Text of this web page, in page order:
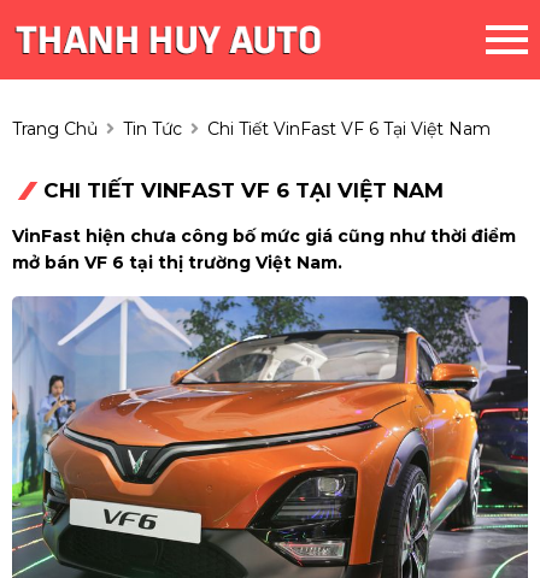
Trang Chủ Tin Tức Chi Tiết VinFast VF 6 Tại Việt Nam
CHI TIẾT VINFAST VF 6 TẠI VIỆT NAM
VinFast hiện chưa công bố mức giá cũng như thời điểm
mở bán VF 6 tại thị trường Việt Nam.